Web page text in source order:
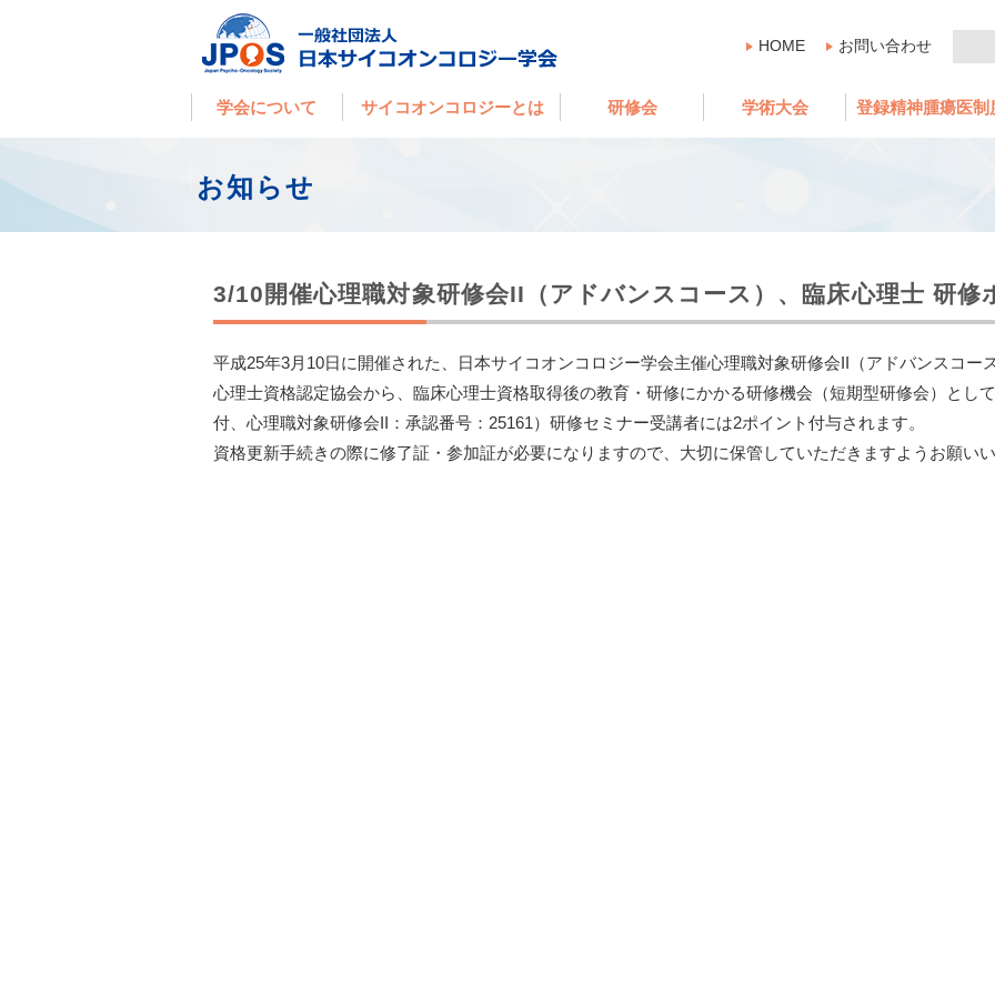
HOME お問い合わせ
学会について サイコオンコロジーとは 研修会 学術大会 登録精神腫瘍医制
お知らせ
3/10開催心理職対象研修会II（アドバンスコース）、臨床心理士 研修
平成25年3月10日に開催された、日本サイコオンコロジー学会主催心理職対象研修会II（アドバンスコー
心理士資格認定協会から、臨床心理士資格取得後の教育・研修にかかる研修機会（短期型研修会）とし
付、心理職対象研修会II：承認番号：25161）研修セミナー受講者には2ポイント付与されます。
資格更新手続きの際に修了証・参加証が必要になりますので、大切に保管していただきますようお願いい